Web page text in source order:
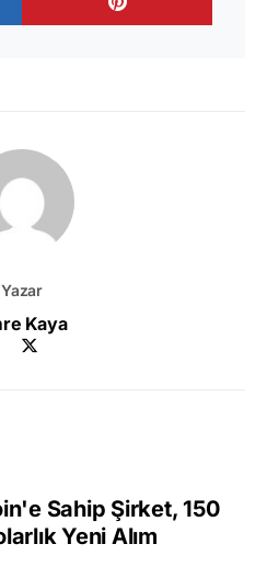
Yazar
Kaya
Sahip Şirket, 150
Yeni Alım